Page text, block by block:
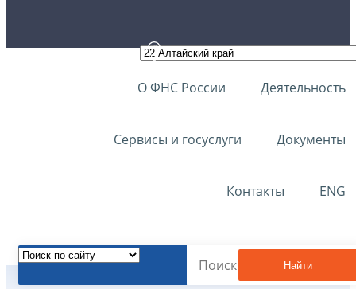
О ФНС России Деятельность
Сервисы и госуслуги Документы
Контакты ENG
Найти